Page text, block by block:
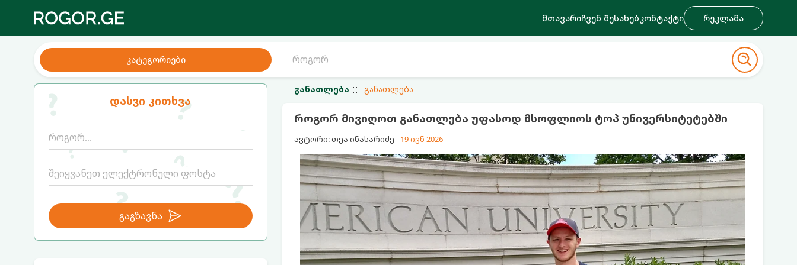
მთავარიჩვენ შესახებკონტაქტი რეკლამა
კატეგორიები
დასვი კითხვა
გაგზავნა
განათლება განათლება
როგორ მივიღოთ განათლება უფასოდ მსოფლიოს ტოპ უნივერსიტეტებში
ავტორი: თეა ინასარიძე 19 ივნ 2026